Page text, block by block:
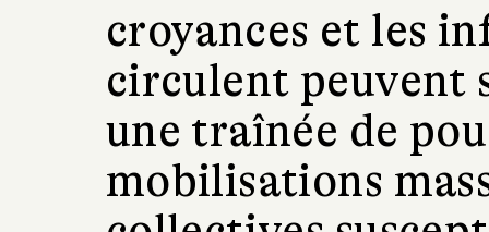
croyances et les
circulent peuvent
une traînée de
mobilisations